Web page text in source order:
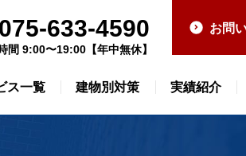
ス一覧 建物別対策 実績紹介
633-4590
間 9:00〜19:00【年中無休】
お問